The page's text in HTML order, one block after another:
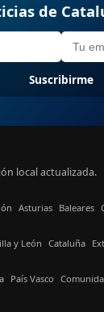
de
Suscribirme
local actualizada.
Asturias Baleares
y León Cataluña
País Vasco